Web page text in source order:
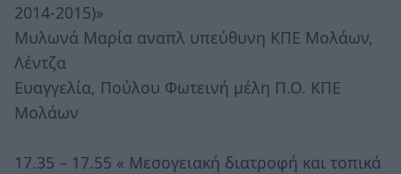
2014-2015)»
Μυλωνά Μαρία αναπλ υπεύθυνη ΚΠΕ Μολάων,
Λέντζα
Ευαγγελία, Πούλου Φωτεινή μέλη Π.Ο. ΚΠΕ
Μολάων
17.35 – 17.55 « Μεσογειακή διατροφή και τοπικά